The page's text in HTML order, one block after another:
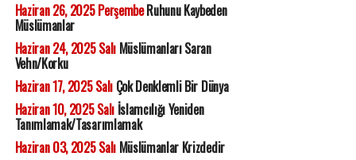
Haziran 26, 2025 PerşembeRuhunu Kaybeden
Müslümanlar
Haziran 24, 2025 SalıMüslümanları Saran
Vehn/Korku
Haziran 17, 2025 SalıÇok Denklemli Bir Dünya
Haziran 10, 2025 Salıİslamcılığı Yeniden
Tanımlamak/Tasarımlamak
Haziran 03, 2025 SalıMüslümanlar Krizdedir